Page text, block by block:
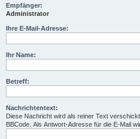
Empfänger:
Administrator
Ihre E-Mail-Adresse:
Ihr Name:
Betreff:
Nachrichtentext:
Diese Nachricht wird als reiner Text
BBCode. Als Antwort-Adresse für die E-Mail